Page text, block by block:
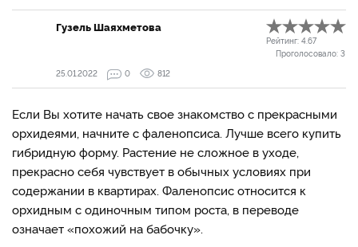
Гузель Шаяхметова
Рейтинг: 4.67
Проголосовало: 3
25.01.2022
0 812
Если Вы хотите начать свое знакомство с прекрасными
орхидеями, начните с фаленопсиса. Лучше всего купить
гибридную форму. Растение не сложное в уходе,
прекрасно себя чувствует в обычных условиях при
содержании в квартирах. Фаленопсис относится к
орхидным с одиночным типом роста, в переводе
означает «похожий на бабочку».